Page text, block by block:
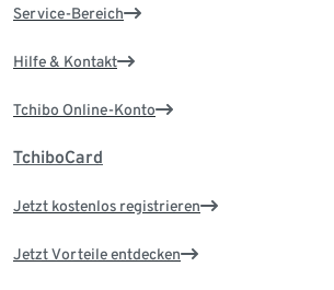
Service-Bereich
Hilfe & Kontakt
Tchibo Online-Konto
TchiboCard
Jetzt kostenlos registrieren
Jetzt Vorteile entdecken